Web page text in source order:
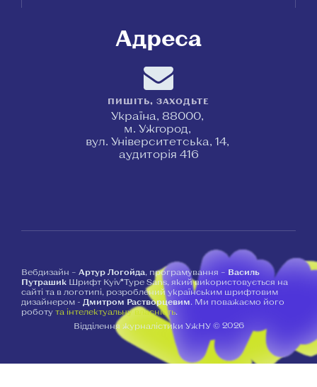
Адреса
ПИШІТЬ, ЗАХОДЬТЕ
Україна, 88000,
м. Ужгород,
вул. Університетська, 14,
аудиторія 416
Вебдизайн – Артур Логойда, програмування – Василь
Путрашик Шрифт Kyiv*Type Sans, який використовується на
сайті та в логотипі, розроблений українським шрифтовим
дизайнером - Дмитром Растворцевим. Ми поважаємо його
роботу та інтелектуальну власність.
Відділення журналістики УжНУ © 2026